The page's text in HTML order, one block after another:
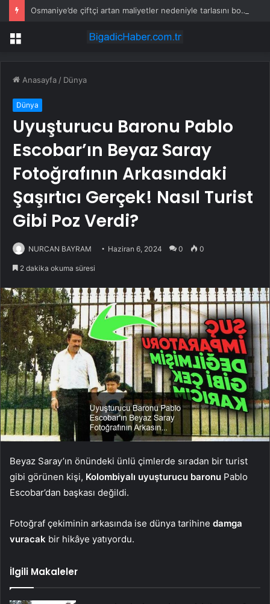
Osmaniye’de çiftçi artan maliyetler nedeniyle tarlasını boş bıraktı
Menü
Anasayfa / Dünya
Dünya
Uyuşturucu Baronu Pablo
Escobar’ın Beyaz Saray
Fotoğrafının Arkasındaki
Şaşırtıcı Gerçek! Nasıl Turist
Gibi Poz Verdi?
NURCAN BAYRAM Haziran 6, 2024 0 0
2 dakika okuma süresi
Beyaz Saray’ın önündeki ünlü çimlerde sıradan bir turist
gibi görünen kişi, Kolombiyalı uyuşturucu baronu Pablo
Escobar’dan başkası değildi.
Fotoğraf çekiminin arkasında ise dünya tarihine damga
vuracak bir hikâye yatıyordu.
İlgili Makaleler